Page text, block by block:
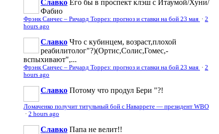
Славко Его бы в проспект клэш с Итаумой/Хуни/
Фабио
Фрэнк Санчес – Ричард Торрез: прогноз и ставки на бой 23 мая · 2
hours ago
Славко Что с кубинцем, возраст,плохой
реабилитолог"?)(Ортис,Солис,Гомес,-
вспыхивают",...
Фрэнк Санчес – Ричард Торрез: прогноз и ставки на бой 23 мая · 2
hours ago
Славко Потому что продул Бери "?!
Ломаченко получит титульный бой с Наваррете — президент WBO
· 2 hours ago
Славко Папа не велит!!